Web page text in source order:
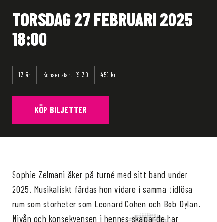
TORSDAG 27 FEBRUARI 2025
18:00
13 år Konsertstart: 19:30 450 kr
KÖP BILJETTER
Sophie Zelmani åker på turné med sitt band under
2025. Musikaliskt färdas hon vidare i samma tidlösa
rum som storheter som Leonard Cohen och Bob Dylan.
Nivån och konsekvensen i hennes skapande har